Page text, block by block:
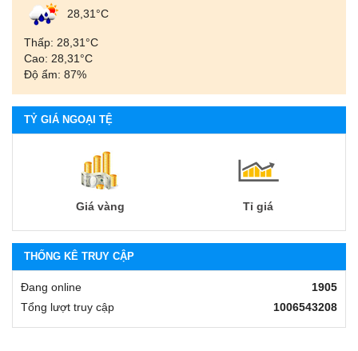
28,31°С
Thấp: 28,31°С
Cao: 28,31°С
Độ ẩm: 87%
TỶ GIÁ NGOẠI TỆ
Giá vàng Tỉ giá
THỐNG KÊ TRUY CẬP
Đang online
1905
Tổng lượt truy cập
1006543208